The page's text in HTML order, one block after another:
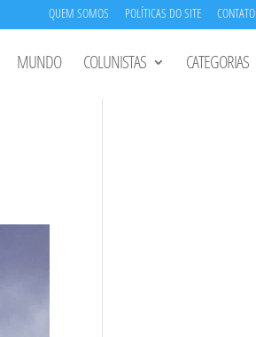
QUEM SOMOS POLÍTICAS DO SITE CONTATO
MUNDO COLUNISTAS CATEGORIAS